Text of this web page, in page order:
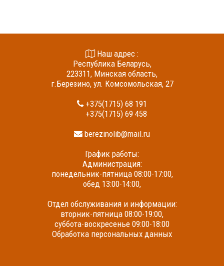
Наш адрес :
Республика Беларусь,
223311, Минская область,
г.Березино, ул. Комсомольская, 27
+375(1715) 68 191
+375(1715) 69 458
berezinolib@mail.ru
График работы:
Администрация:
понедельник-пятница 08:00-17:00,
обед 13:00-14:00,
Отдел обслуживания и информации:
вторник-пятница 08:00-19:00,
суббота-воскресенье 09:00-18:00
Обработка персональных данных